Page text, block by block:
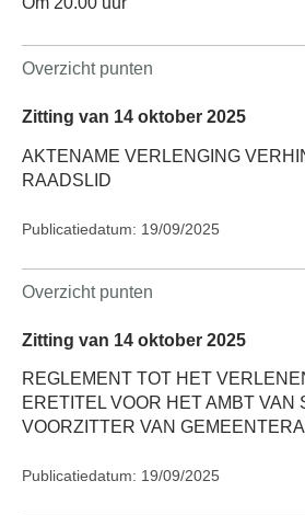
Overzicht punten
Zitting van 14 oktober 2025
AKTENAME VERLENGING
RAADSLID
Publicatiedatum: 19/09/2025
Overzicht punten
Zitting van 14 oktober 2025
REGLEMENT TOT HET
ERETITEL VOOR HET AMBT VAN
VOORZITTER VAN
Publicatiedatum: 19/09/2025